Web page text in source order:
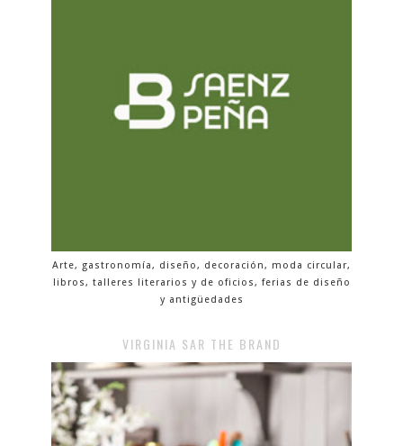
Arte, gastronomía, diseño, decoración, moda circular,
libros, talleres literarios y de oficios, ferias de diseño
y antigüedades
VIRGINIA SAR THE BRAND